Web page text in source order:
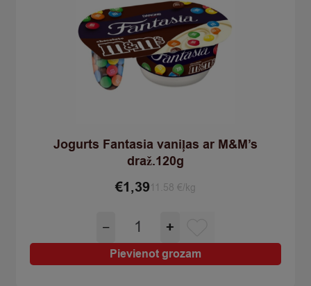
Jogurts Fantasia vaniļas ar M&M’s
draž.120g
€1,39 11.58 €/kg
−
Jogurts
Fantasia
vaniļas
ar
+
Pievienot grozam